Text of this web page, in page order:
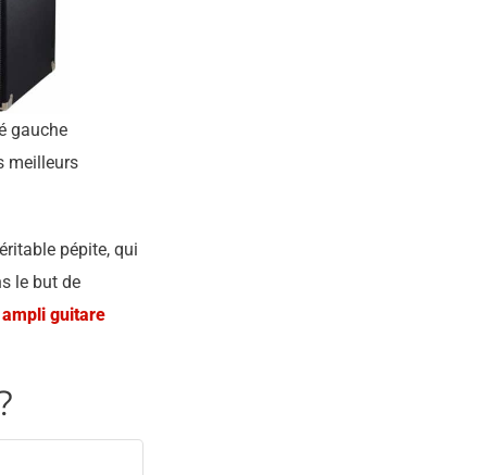
gauche
meilleurs
pépite, qui
le but de
ampli guitare